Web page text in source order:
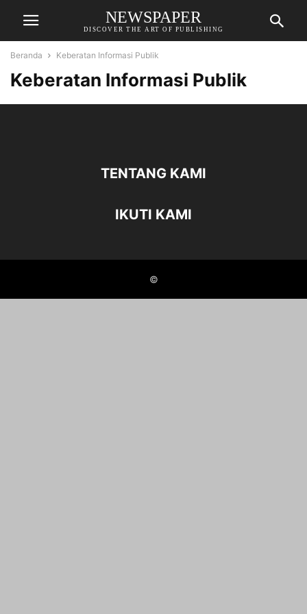
NEWSPAPER
DISCOVER THE ART OF PUBLISHING
Beranda Keberatan Informasi Publik
Keberatan Informasi Publik
TENTANG KAMI
IKUTI KAMI
©